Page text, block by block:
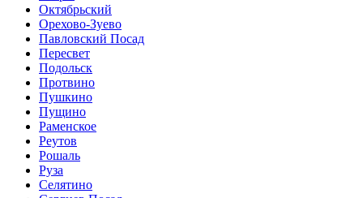
Октябрьский
Орехово-Зуево
Павловский Посад
Пересвет
Подольск
Протвино
Пушкино
Пущино
Раменское
Реутов
Рошаль
Руза
Селятино